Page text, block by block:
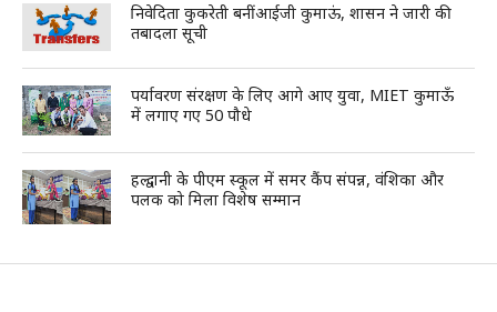
निवेदिता कुकरेती बनीं आईजी कुमाऊं, शासन ने जारी की
तबादला सूची
पर्यावरण संरक्षण के लिए आगे आए युवा, MIET कुमाऊँ
में लगाए गए 50 पौधे
हल्द्वानी के पीएम स्कूल में समर कैंप संपन्न, वंशिका और
पलक को मिला विशेष सम्मान